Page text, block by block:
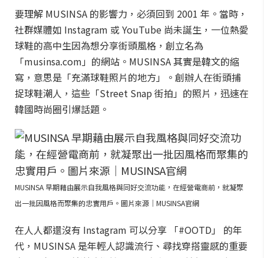
要理解 MUSINSA 的影響力，必須回到 2001 年。當時，
社群媒體如 Instagram 或 YouTube 尚未誕生，一位熱愛
球鞋的高中生因為想分享街頭風格，創立名為
「musinsa.com」的網站。MUSINSA 其實是韓文的縮
寫，意思是「充滿球鞋照片的地方」。創辦人在街頭捕
捉球鞋潮人，這些「Street Snap 街拍」的照片，迅速在
韓國時尚圈引爆話題。
MUSINSA 早期藉由展示自我風格與同好交流功能，在經營電商前，就凝聚
出一批因風格而聚集的忠實用戶。圖片來源｜MUSINSA官網
在人人都還沒有 Instagram 可以分享 「#OOTD」 的年
代，MUSINSA 是年輕人認識流行、尋找穿搭靈感的重要